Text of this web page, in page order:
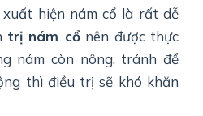
hiện nám cổ là rất dễ
trị nám cổnên được thực
nám còn nông, tránh để
thì điều trị sẽ khó khăn